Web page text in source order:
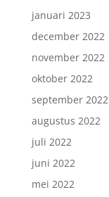
januari 2023
december 2022
november 2022
oktober 2022
september 2022
augustus 2022
juli 2022
juni 2022
mei 2022